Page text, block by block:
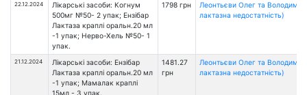
22.12.2024
Лікарські засоби: Когнум
500мг №50- 2 упак; Ензібар
Лактаза краплі оральн.20 мл
-1 упак; Нерво-Хель №50- 1
упак.
1798 грн
Леонтьєви Олег та
лактазна недостатність)
21.12.2024
Лікарські засоби: Ензібар
Лактаза краплі оральн.20 мл
-1 упак; Мамалак краплі
15мл - 3 упак.
1481.27
грн
Леонтьєви Олег та
лактазна недостатність)